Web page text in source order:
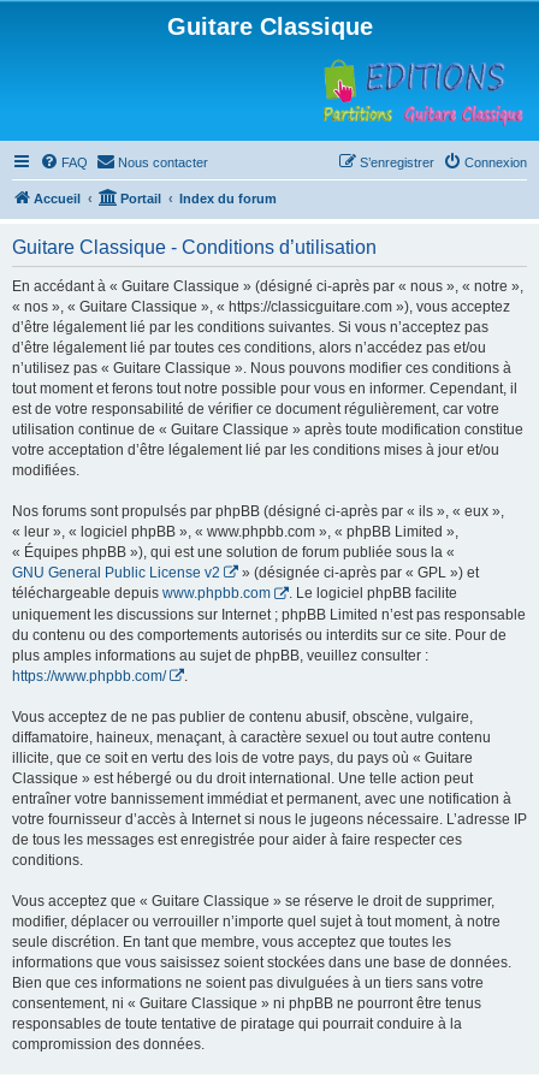
Guitare Classique
FAQ Nous contacter Connexion
S’enregistrer
Accueil Portail Index du forum
Guitare Classique - Conditions d’utilisation
En accédant à « Guitare Classique » (désigné ci-après par « nous », « notre »,
« nos », « Guitare Classique », « https://classicguitare.com »), vous acceptez
d’être légalement lié par les conditions suivantes. Si vous n’acceptez pas
d’être légalement lié par toutes ces conditions, alors n’accédez pas et/ou
n’utilisez pas « Guitare Classique ». Nous pouvons modifier ces conditions à
tout moment et ferons tout notre possible pour vous en informer. Cependant, il
est de votre responsabilité de vérifier ce document régulièrement, car votre
utilisation continue de « Guitare Classique » après toute modification constitue
votre acceptation d’être légalement lié par les conditions mises à jour et/ou
modifiées.
Nos forums sont propulsés par phpBB (désigné ci-après par « ils », « eux »,
« leur », « logiciel phpBB », « www.phpbb.com », « phpBB Limited »,
« Équipes phpBB »), qui est une solution de forum publiée sous la «
GNU General Public License v2
» (désignée ci-après par « GPL ») et
téléchargeable depuis www.phpbb.com
. Le logiciel phpBB facilite
uniquement les discussions sur Internet ; phpBB Limited n’est pas responsable
du contenu ou des comportements autorisés ou interdits sur ce site. Pour de
plus amples informations au sujet de phpBB, veuillez consulter :
https://www.phpbb.com/
Vous acceptez de ne pas publier de contenu abusif, obscène, vulgaire,
diffamatoire, haineux, menaçant, à caractère sexuel ou tout autre contenu
illicite, que ce soit en vertu des lois de votre pays, du pays où « Guitare
Classique » est hébergé ou du droit international. Une telle action peut
entraîner votre bannissement immédiat et permanent, avec une notification à
votre fournisseur d’accès à Internet si nous le jugeons nécessaire. L’adresse IP
de tous les messages est enregistrée pour aider à faire respecter ces
conditions.
Vous acceptez que « Guitare Classique » se réserve le droit de supprimer,
modifier, déplacer ou verrouiller n’importe quel sujet à tout moment, à notre
seule discrétion. En tant que membre, vous acceptez que toutes les
informations que vous saisissez soient stockées dans une base de données.
Bien que ces informations ne soient pas divulguées à un tiers sans votre
consentement, ni « Guitare Classique » ni phpBB ne pourront être tenus
responsables de toute tentative de piratage qui pourrait conduire à la
compromission des données.